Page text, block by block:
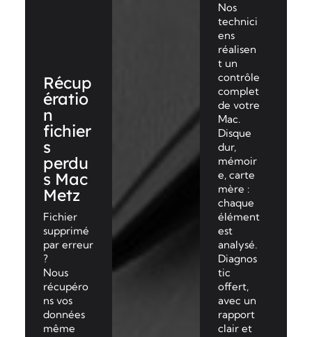
Récup
ératio
n
fichier
s
perdu
s Mac
Metz
Fichier
supprimé
par erreur
?
Nous
récupéro
ns vos
données
même
Nos
technici
ens
réalisen
t un
contrôle
complet
de votre
Mac.
Disque
dur,
mémoir
e, carte
mère :
chaque
élément
est
analysé.
Diagnos
tic
offert,
avec un
rapport
clair et